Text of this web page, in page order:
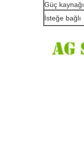
Güç kaynağı
İsteğe bağlı